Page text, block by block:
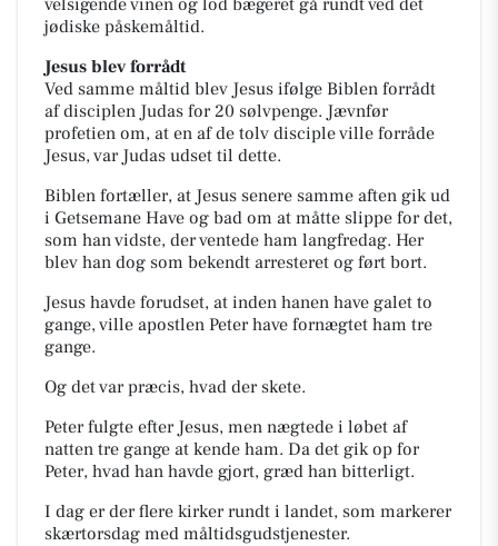
jødiske påskemåltid.
Jesus blev forrådt
Ved samme måltid blev Jesus ifølge Biblen forrådt
af disciplen Judas for 20 sølvpenge. Jævnfør
profetien om, at en af de tolv disciple ville forråde
Jesus, var Judas udset til dette.
Biblen fortæller, at Jesus senere samme aften gik ud
i Getsemane Have og bad om at måtte slippe for det,
som han vidste, der ventede ham langfredag. Her
blev han dog som bekendt arresteret og ført bort.
Jesus havde forudset, at inden hanen have galet to
gange, ville apostlen Peter have fornægtet ham tre
gange.
Og det var præcis, hvad der skete.
Peter fulgte efter Jesus, men nægtede i løbet af
natten tre gange at kende ham. Da det gik op for
Peter, hvad han havde gjort, græd han bitterligt.
I dag er der flere kirker rundt i landet, som markerer
skærtorsdag med måltidsgudstjenester.